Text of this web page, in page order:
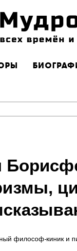
философ-киник и